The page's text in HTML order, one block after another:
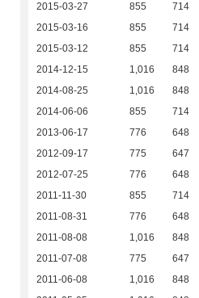
2015-03-27
855 714
2015-03-16
855 714
2015-03-12
855 714
2014-12-15
1,016 848
2014-08-25
1,016 848
2014-06-06
855 714
2013-06-17
776 648
2012-09-17
775 647
2012-07-25
776 648
2011-11-30
855 714
2011-08-31
776 648
2011-08-08
1,016 848
2011-07-08
775 647
2011-06-08
1,016 848